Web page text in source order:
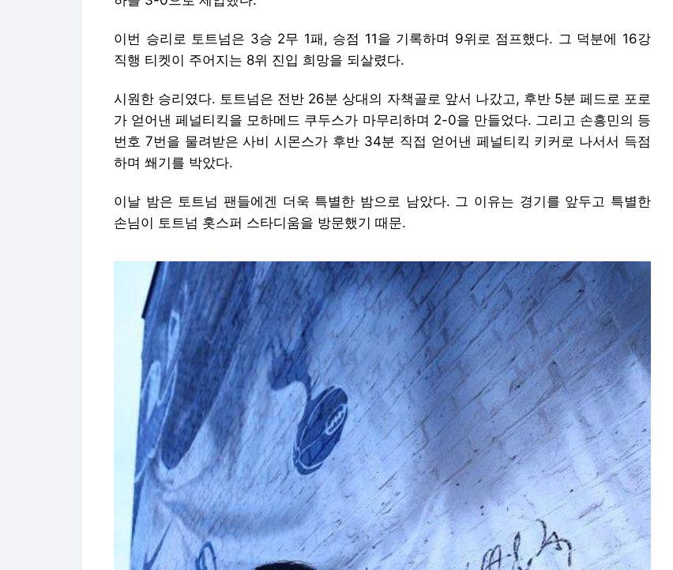
이번 승리로 토트넘은 3승 2무 1패, 승점 11을 기록하며 9위로 점프했다. 그 덕분에 16강
직행 티켓이 주어지는 8위 진입 희망을 되살렸다.
시원한 승리였다. 토트넘은 전반 26분 상대의 자책골로 앞서 나갔고, 후반 5분 페드로 포로
가 얻어낸 페널티킥을 모하메드 쿠두스가 마무리하며 2-0을 만들었다. 그리고 손흥민의 등
번호 7번을 물려받은 사비 시몬스가 후반 34분 직접 얻어낸 페널티킥 키커로 나서서 득점
하며 쐐기를 박았다.
이날 밤은 토트넘 팬들에겐 더욱 특별한 밤으로 남았다. 그 이유는 경기를 앞두고 특별한
손님이 토트넘 홋스퍼 스타디움을 방문했기 때문.